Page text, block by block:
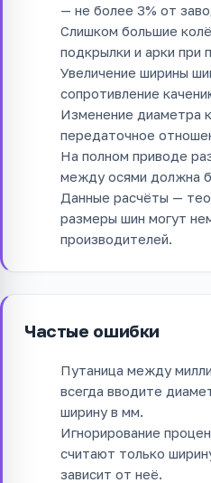
— не более 3% от
Слишком большие
подкрылки и арки при
Увеличение ширины
сопротивление
Изменение диаметра
передаточное
На полном приводе
между осями должна
Данные расчёты —
размеры шин могут
производителей.
Частые ошибки
Путаница между
всегда вводите
ширину в мм.
Игнорирование
считают только
зависит от неё.